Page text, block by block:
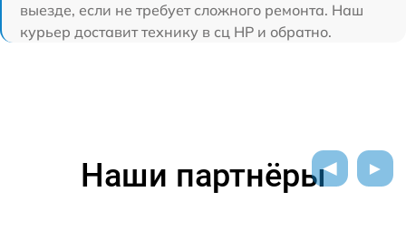
выезде, если не требует сложного ремонта. Наш
курьер доставит технику в сц HP и обратно.
Наши партнёры